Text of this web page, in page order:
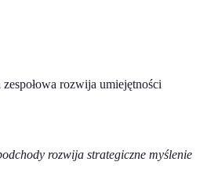
zespołowa rozwija umiejętności
rozwija strategiczne myślenie